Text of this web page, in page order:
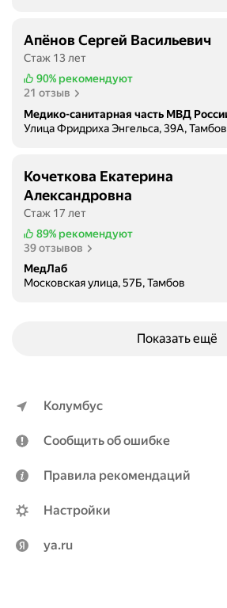
Апёнов Сергей Васильевич
Стаж 13 лет
90% рекомендуют
21 отзыв
Улица Фридриха Энгельса, 39А, Тамбов
Кочеткова Екатерина
Александровна
Стаж 17 лет
89% рекомендуют
39 отзывов
МедЛаб
Московская улица, 57Б, Тамбов
Показать ещё
Колумбус
Сообщить об ошибке
Правила рекомендаций
Настройки
ya.ru